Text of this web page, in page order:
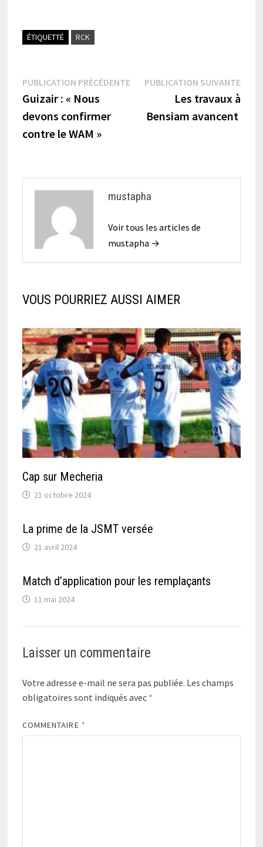
ÉTIQUETTÉ RCK
Navigation
de
l’article
PUBLICATION PRÉCÉDENTEPublication
précédente :
Guizair : « Nous
devons confirmer
contre le WAM »
PUBLICATION SUIVANTE
Les travaux à
Bensiam avancent
mustapha
Voir tous les articles de
mustapha →
VOUS POURRIEZ AUSSI AIMER
Cap sur Mecheria
21 octobre 2024
La prime de la JSMT versée
21 avril 2024
Match d’application pour les remplaçants
11 mai 2024
Laisser un commentaire
Votre adresse e-mail ne sera pas publiée. Les champs
obligatoires sont indiqués avec *
COMMENTAIRE *